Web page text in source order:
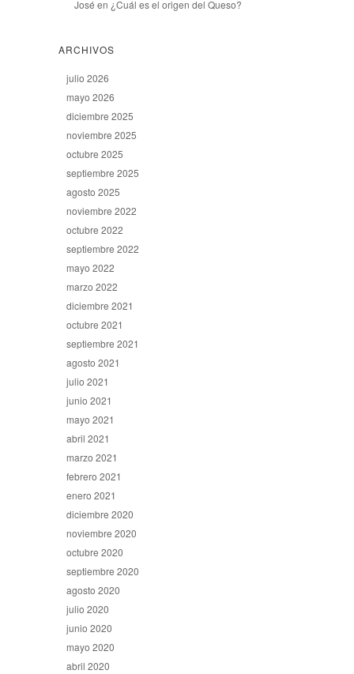
José en ¿Cuál es el origen del Queso?
ARCHIVOS
julio 2026
mayo 2026
diciembre 2025
noviembre 2025
octubre 2025
septiembre 2025
agosto 2025
noviembre 2022
octubre 2022
septiembre 2022
mayo 2022
marzo 2022
diciembre 2021
octubre 2021
septiembre 2021
agosto 2021
julio 2021
junio 2021
mayo 2021
abril 2021
marzo 2021
febrero 2021
enero 2021
diciembre 2020
noviembre 2020
octubre 2020
septiembre 2020
agosto 2020
julio 2020
junio 2020
mayo 2020
abril 2020